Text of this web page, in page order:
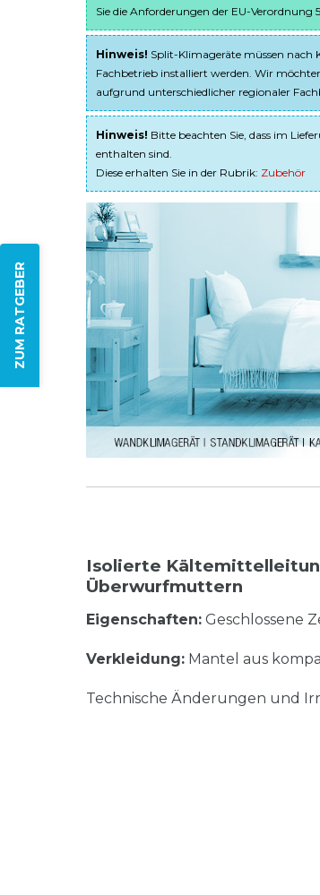
ZUM RATGEBER
Sie die Anforderungen der EU-Verordnung
Hinweis! Split-Klimageräte müssen nach
Fachbetrieb installiert werden. Wir
aufgrund unterschiedlicher regionaler
Hinweis! Bitte beachten Sie, dass im
enthalten sind.
Diese erhalten Sie in der Rubrik: Zubehör
Isolierte
Überwurfmuttern
Eigenschaften: Geschlossene
Verkleidung: Mantel aus
Technische Änderungen und